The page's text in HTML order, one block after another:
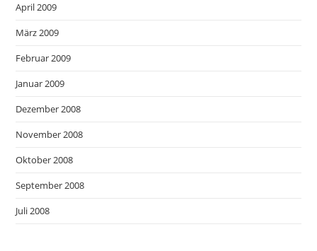
April 2009
März 2009
Februar 2009
Januar 2009
Dezember 2008
November 2008
Oktober 2008
September 2008
Juli 2008